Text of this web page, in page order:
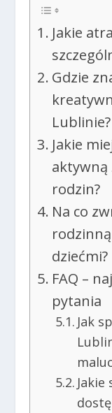
Jakie
Gdzie
Lublinie?
Jakie
aktywną
rodzin?
Na co
dziećmi?
FAQ –
pytania
Jak
Jakie